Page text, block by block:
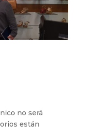
no será
están